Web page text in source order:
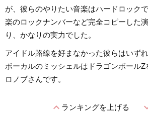
が、彼らのやりたい音楽はハードロック
楽のロックナンバーなど完全コピーした
り、かなりの実力でした。
アイドル路線を好まなかった彼らはいず
ボーカルのミッシェルはドラゴンボールZ
ロノブさんです。
expand_lessランキングを上げる